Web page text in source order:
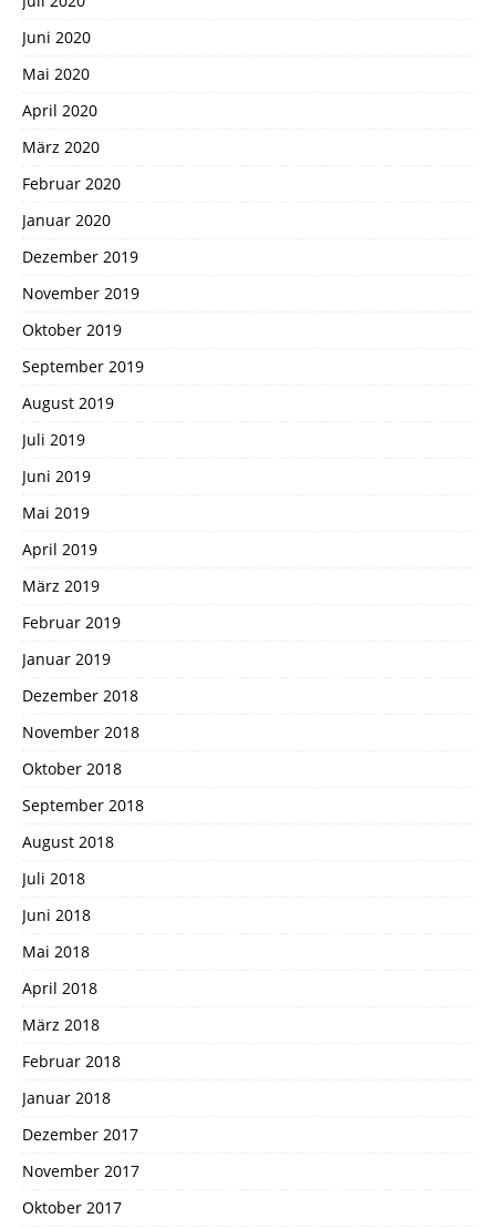
Juni 2020
Mai 2020
April 2020
März 2020
Februar 2020
Januar 2020
Dezember 2019
November 2019
Oktober 2019
September 2019
August 2019
Juli 2019
Juni 2019
Mai 2019
April 2019
März 2019
Februar 2019
Januar 2019
Dezember 2018
November 2018
Oktober 2018
September 2018
August 2018
Juli 2018
Juni 2018
Mai 2018
April 2018
März 2018
Februar 2018
Januar 2018
Dezember 2017
November 2017
Oktober 2017